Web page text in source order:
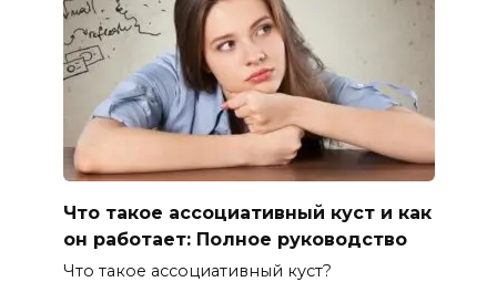
Что такое ассоциативный куст и как
он работает: Полное руководство
Что такое ассоциативный куст?